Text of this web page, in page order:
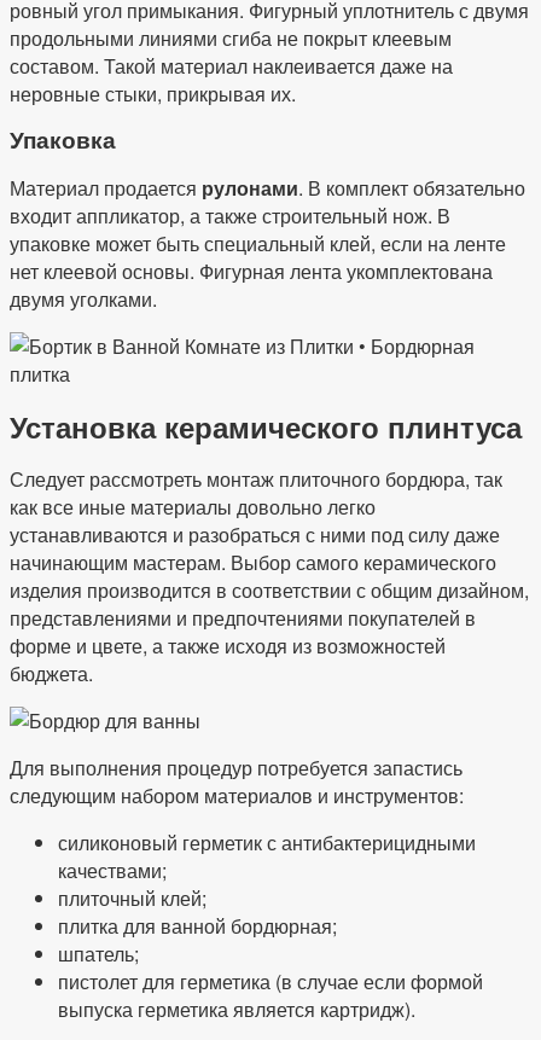
ровный угол примыкания. Фигурный уплотнитель с двумя
продольными линиями сгиба не покрыт клеевым
составом. Такой материал наклеивается даже на
неровные стыки, прикрывая их.
Упаковка
Материал продается рулонами. В комплект обязательно
входит аппликатор, а также строительный нож. В
упаковке может быть специальный клей, если на ленте
нет клеевой основы. Фигурная лента укомплектована
двумя уголками.
Установка керамического плинтуса
Следует рассмотреть монтаж плиточного бордюра, так
как все иные материалы довольно легко
устанавливаются и разобраться с ними под силу даже
начинающим мастерам. Выбор самого керамического
изделия производится в соответствии с общим дизайном,
представлениями и предпочтениями покупателей в
форме и цвете, а также исходя из возможностей
бюджета.
Для выполнения процедур потребуется запастись
следующим набором материалов и инструментов:
силиконовый герметик с антибактерицидными
качествами;
плиточный клей;
плитка для ванной бордюрная;
шпатель;
пистолет для герметика (в случае если формой
выпуска герметика является картридж).